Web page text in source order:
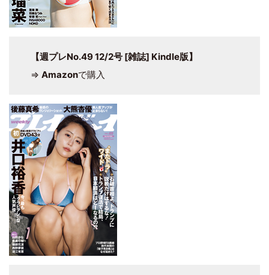
【週プレNo.49 12/2号 [雑誌] Kindle版】
⇒ Amazonで購入